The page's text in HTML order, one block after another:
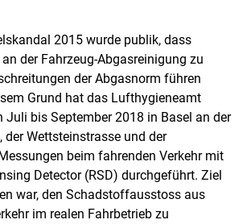
2015 wurde publik, dass
der Fahrzeug-Abgasreinigung zu
der Abgasnorm führen
Grund hat das Lufthygieneamt
Juli bis September 2018 in Basel an der
der Wettsteinstrasse und der
beim fahrenden Verkehr mit
Detector (RSD) durchgeführt. Ziel
war, den Schadstoffausstoss aus
im realen Fahrbetrieb zu